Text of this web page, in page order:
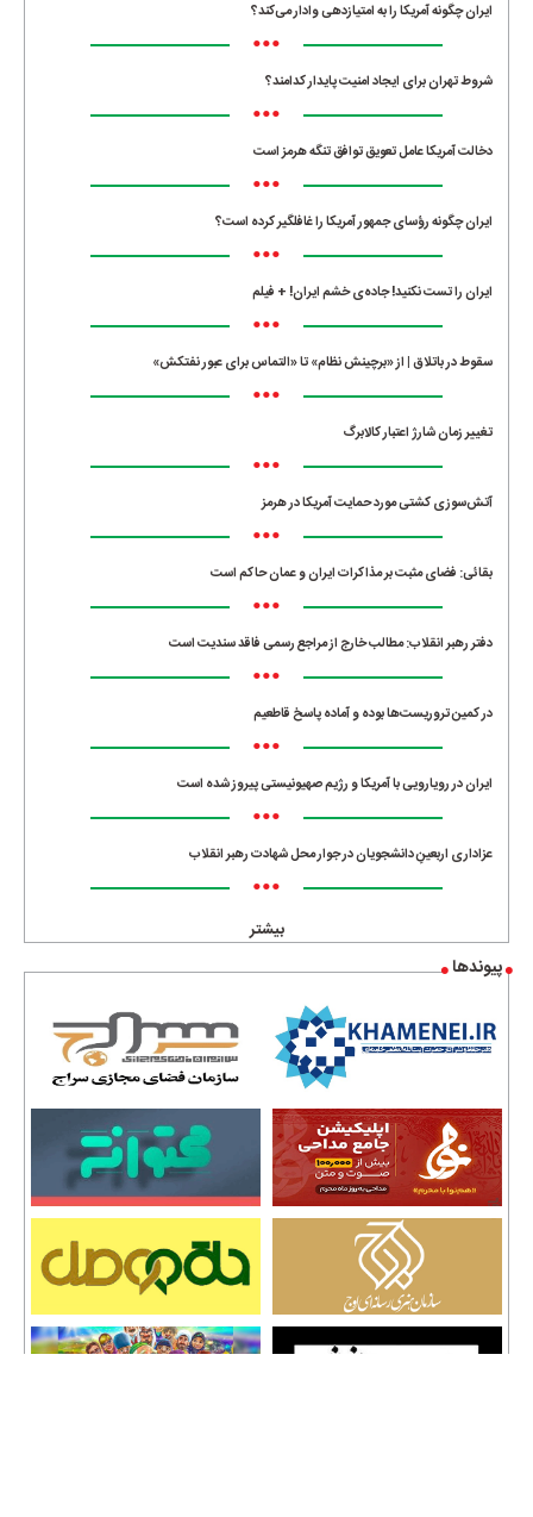
ایران چگونه آمریکا را به امتیازدهی وادار می‌کند؟
•••
شروط تهران برای ایجاد امنیت پایدار کدامند؟
•••
دخالت آمریکا عامل تعویق توافق تنگه هرمز است
•••
ایران چگونه رؤسای جمهور آمریکا را غافلگیر کرده است؟
•••
ایران را تست نکنید! جاده‌ی خشم ایران! + فیلم
•••
سقوط در باتلاق | از «برچینش نظام» تا «التماس برای عبور نفتکش»
•••
تغییر زمان شارژ اعتبار کالابرگ
•••
آتش‌سوزی کشتی مورد حمایت آمریکا در هرمز
•••
بقائی: فضای مثبت بر مذاکرات ایران و عمان حاکم است
•••
دفتر رهبر انقلاب: مطالب خارج از مراجع رسمی فاقد سندیت است
•••
در کمین تروریست‌ها بوده و آماده پاسخ قاطعیم
•••
ایران در رویارویی با آمریکا و رژیم صهیونیستی پیروز شده است
•••
عزاداری اربعینِ دانشجویان در جوار محل شهادت رهبر انقلاب
•••
بیشتر
پیوندها